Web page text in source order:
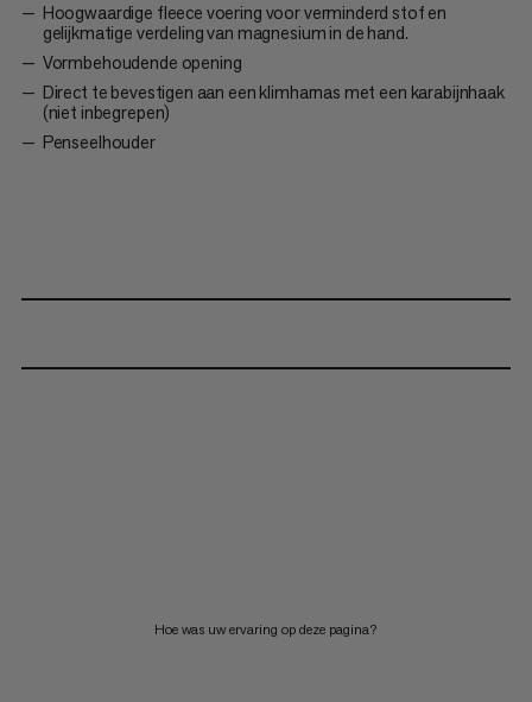
Hoogwaardige fleece voering voor verminderd stof en
gelijkmatige verdeling van magnesium in de hand.
Vormbehoudende opening
Direct te bevestigen aan een klimharnas met een karabijnhaak
(niet inbegrepen)
Penseelhouder
Hoe was uw ervaring op deze pagina?